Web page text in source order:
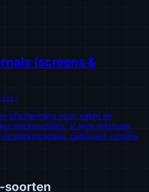
(screens &
afscherming voor vaten en
steunroosters, V-wire-internals,
gebouwd volgens
soorten